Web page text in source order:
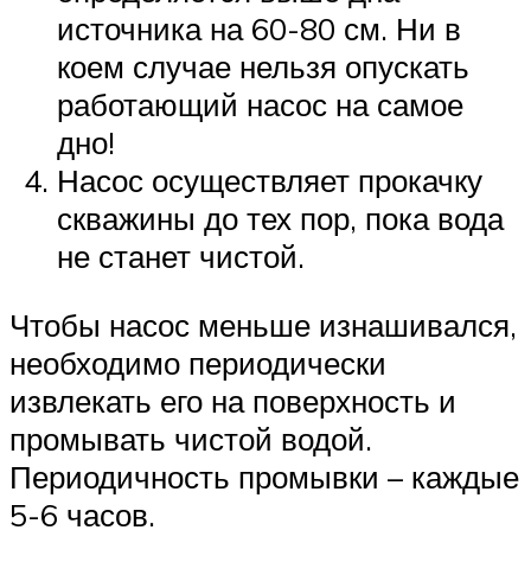
источника на 60-80 см. Ни в
коем случае нельзя опускать
работающий насос на самое
дно!
Насос осуществляет прокачку
скважины до тех пор, пока вода
не станет чистой.
Чтобы насос меньше изнашивался,
необходимо периодически
извлекать его на поверхность и
промывать чистой водой.
Периодичность промывки – каждые
5-6 часов.